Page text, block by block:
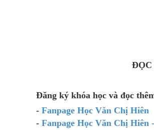
ĐỌC
Đăng ký khóa học và đọc
- Fanpage Học Văn Chị Hiên
- Fanpage Học Văn Chị Hiên